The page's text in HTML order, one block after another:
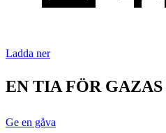
Ladda ner
EN TIA FÖR
Ge en gåva